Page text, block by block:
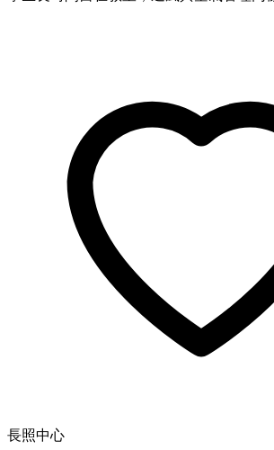
長照中心